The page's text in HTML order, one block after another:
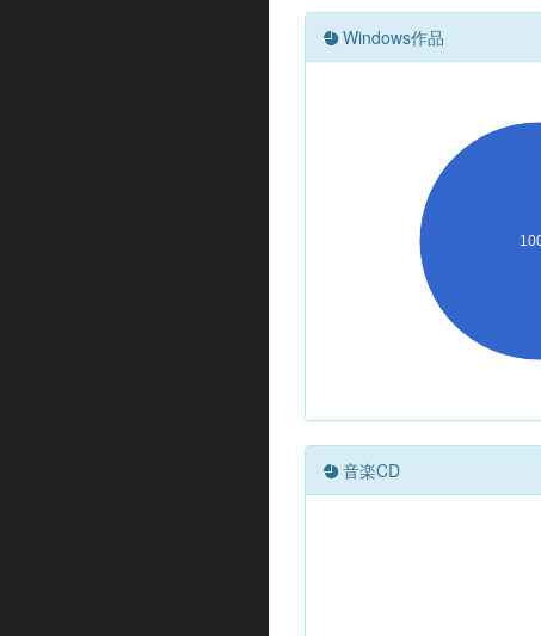
Windows作品
音楽CD